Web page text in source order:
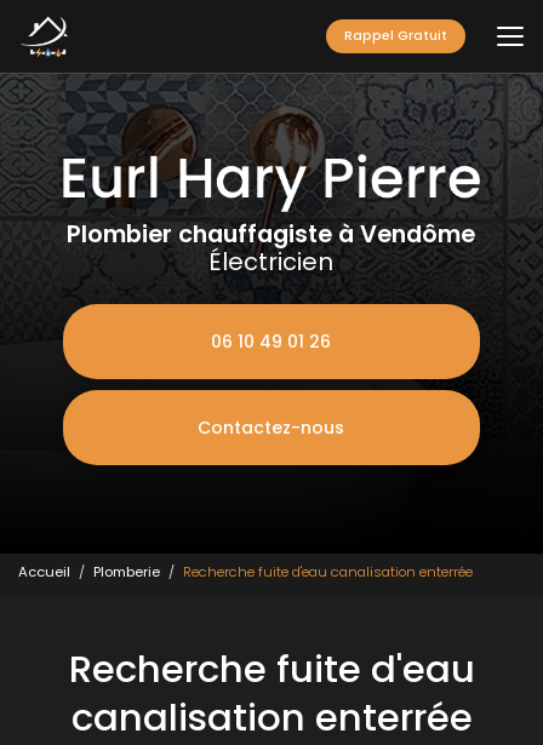
contenu
principal
Rappel Gratuit
Plombier chauffagiste à Vendôme
Électricien
06 10 49 01 26
Contactez-nous
Accueil Plomberie Recherche fuite d'eau canalisation enterrée
Recherche fuite d'eau
canalisation enterrée